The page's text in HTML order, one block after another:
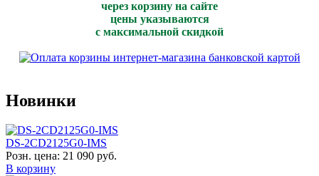
через корзину на сайте
цены указываются
с максимальной скидкой
Новинки
DS-2CD2125G0-IMS
Розн. цена: 21 090 руб.
В корзину